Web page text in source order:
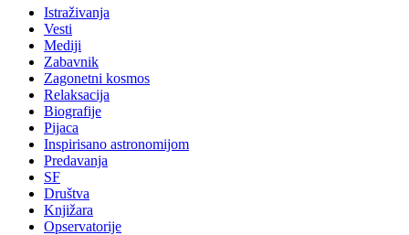
Istraživanja
Vesti
Mediji
Zabavnik
Zagonetni kosmos
Relaksacija
Biografije
Pijaca
Inspirisano astronomijom
Predavanja
SF
Društva
Knjižara
Opservatorije